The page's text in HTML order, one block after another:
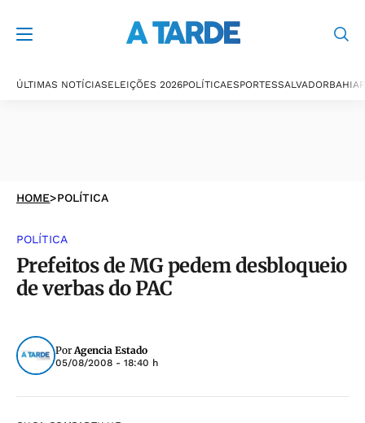
ÚLTIMAS NOTÍCIASELEIÇÕES 2026POLÍTICAESPORTESSALVADORBAHIA
HOME>POLÍTICA
POLÍTICA
Prefeitos de MG pedem desbloqueio
de verbas do PAC
PorAgencia Estado
05/08/2008 - 18:40 h